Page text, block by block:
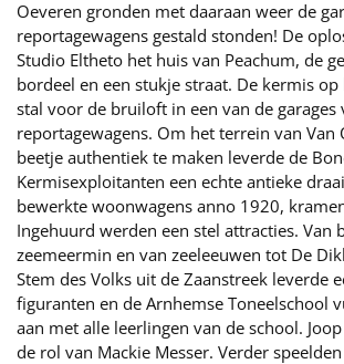
Oeveren gronden met daaraan weer de
reportagewagens gestald stonden! De
Studio Eltheto het huis van Peachum, de
bordeel en een stukje straat. De kermis
stal voor de bruiloft in een van de garages
reportagewagens. Om het terrein van Van
beetje authentiek te maken leverde de
Kermisexploitanten een echte antieke
bewerkte woonwagens anno 1920,
Ingehuurd werden een stel attracties. Van
zeemeermin en van zeeleeuwen tot De
Stem des Volks uit de Zaanstreek leverde
figuranten en de Arnhemse Toneelschool
aan met alle leerlingen van de school.
de rol van Mackie Messer. Verder